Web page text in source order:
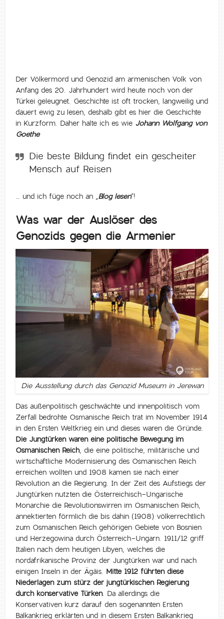
Der Völkermord und Genozid am armenischen Volk von
Anfang des 20. Jahrhundert wird heute noch von der
Türkei geleugnet. Geschichte ist oft trocken, langweilig und
dauert ewig zu lesen, deshalb gibt es hier die Geschichte
in Kurzform. Daher halte ich es wie Johann Wolfgang von
Goethe
Die beste Bildung findet ein gescheiter
Mensch auf Reisen
… und ich füge noch an „Blog lesen“!
Was war der Auslöser des
Genozids gegen die Armenier
Die Ausstellung durch das Genozid Museum in Jerewan
Das außenpolitisch geschwächte und innenpolitisch vom
Zerfall bedrohte Osmanische Reich trat im November 1914
in den Ersten Weltkrieg ein und dieses waren die Gründe.
Die Jungtürken waren eine politische Bewegung im
Osmanischen Reich, die eine politische, militärische und
wirtschaftliche Modernisierung des Osmanischen Reich
erreichen wollten und 1908 kamen sie nach einer
Revolution an die Regierung. In der Zeit des Aufstiegs der
Jungtürken nutzten die Österreichisch-Ungarische
Monarchie die Revolutionswirren im Osmanischen Reich,
annektierten förmlich die bis dahin (1908) völkerrechtlich
zum Osmanischen Reich gehörigen Gebiete von Bosnien
und Herzegowina durch Österreich-Ungarn. 1911/12 griff
Italien nach dem heutigen Libyen, welches die
nordafrikanische Provinz der Jungtürken war und nach
einigen Inseln in der Ägäis. Mitte 1912 führten diese
Niederlagen zum stürz der jungtürkischen Regierung
durch konservative Türken. Da allerdings die
Konservativen kurz darauf den sogenannten Ersten
Balkankrieg erklärten und in diesem Ersten Balkankrieg